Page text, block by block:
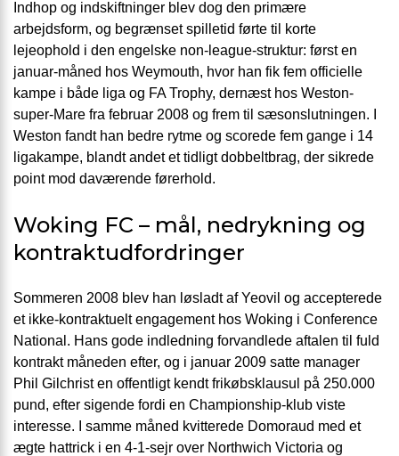
Indhop og indskiftninger blev dog den primære
arbejdsform, og begrænset spilletid førte til korte
lejeophold i den engelske non-league-struktur: først en
januar-måned hos Weymouth, hvor han fik fem officielle
kampe i både liga og FA Trophy, dernæst hos Weston-
super-Mare fra februar 2008 og frem til sæsonslutningen. I
Weston fandt han bedre rytme og scorede fem gange i 14
ligakampe, blandt andet et tidligt dobbeltbrag, der sikrede
point mod daværende førerhold.
Woking FC – mål, nedrykning og
kontraktudfordringer
Sommeren 2008 blev han løsladt af Yeovil og accepterede
et ikke-kontraktuelt engagement hos Woking i Conference
National. Hans gode indledning forvandlede aftalen til fuld
kontrakt måneden efter, og i januar 2009 satte manager
Phil Gilchrist en offentligt kendt frikøbsklausul på 250.000
pund, efter sigende fordi en Championship-klub viste
interesse. I samme måned kvitterede Domoraud med et
ægte hattrick i en 4-1-sejr over Northwich Victoria og